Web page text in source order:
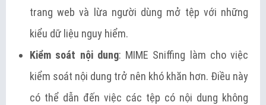
trang web và lừa người dùng mở tệp với những
kiểu dữ liệu nguy hiểm.
Kiểm soát nội dung: MIME Sniffing làm cho việc
kiểm soát nội dung trở nên khó khăn hơn. Điều này
có thể dẫn đến việc các tệp có nội dung không